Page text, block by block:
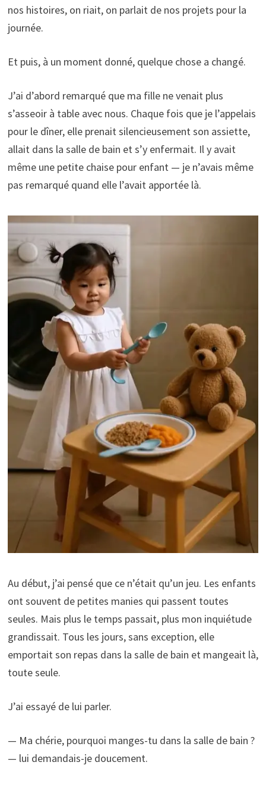
nos histoires, on riait, on parlait de nos projets pour la
journée.
Et puis, à un moment donné, quelque chose a changé.
J’ai d’abord remarqué que ma fille ne venait plus
s’asseoir à table avec nous. Chaque fois que je l’appelais
pour le dîner, elle prenait silencieusement son assiette,
allait dans la salle de bain et s’y enfermait. Il y avait
même une petite chaise pour enfant — je n’avais même
pas remarqué quand elle l’avait apportée là.
Au début, j’ai pensé que ce n’était qu’un jeu. Les enfants
ont souvent de petites manies qui passent toutes
seules. Mais plus le temps passait, plus mon inquiétude
grandissait. Tous les jours, sans exception, elle
emportait son repas dans la salle de bain et mangeait là,
toute seule.
J’ai essayé de lui parler.
— Ma chérie, pourquoi manges-tu dans la salle de bain ?
— lui demandais-je doucement.